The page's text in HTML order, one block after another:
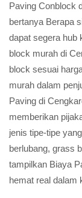
Paving Conblock
bertanya Berapa
dapat segera hub
block murah di
block sesuai
murah dalam
Paving di
memberikan
jenis tipe-tipe
berlubang, grass
tampilkan Biaya
hemat real dalam